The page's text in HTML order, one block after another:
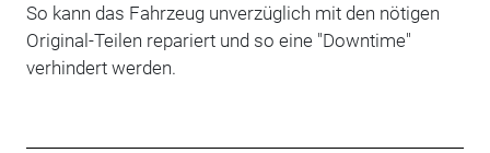
So kann das Fahrzeug unverzüglich mit den nötigen
Original-Teilen repariert und so eine "Downtime"
verhindert werden.